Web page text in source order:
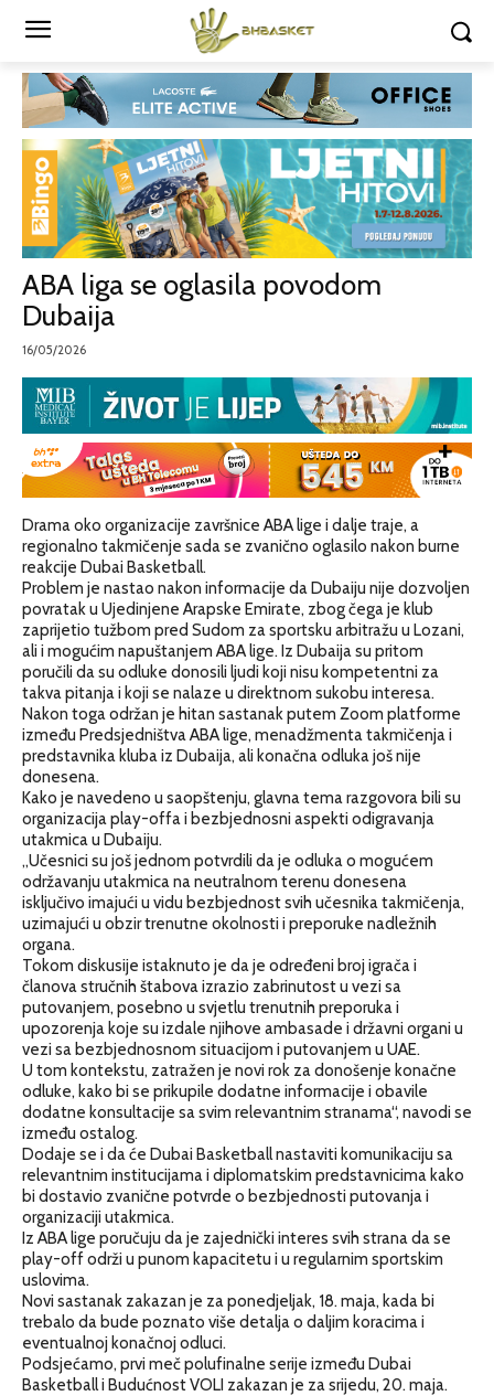
ABA liga se oglasila povodom
Dubaija
16/05/2026
Drama oko organizacije završnice ABA lige i dalje traje, a
regionalno takmičenje sada se zvanično oglasilo nakon burne
reakcije Dubai Basketball.
Problem je nastao nakon informacije da Dubaiju nije dozvoljen
povratak u Ujedinjene Arapske Emirate, zbog čega je klub
zaprijetio tužbom pred Sudom za sportsku arbitražu u Lozani,
ali i mogućim napuštanjem ABA lige. Iz Dubaija su pritom
poručili da su odluke donosili ljudi koji nisu kompetentni za
takva pitanja i koji se nalaze u direktnom sukobu interesa.
Nakon toga održan je hitan sastanak putem Zoom platforme
između Predsjedništva ABA lige, menadžmenta takmičenja i
predstavnika kluba iz Dubaija, ali konačna odluka još nije
donesena.
Kako je navedeno u saopštenju, glavna tema razgovora bili su
organizacija play-offa i bezbjednosni aspekti odigravanja
utakmica u Dubaiju.
„Učesnici su još jednom potvrdili da je odluka o mogućem
održavanju utakmica na neutralnom terenu donesena
isključivo imajući u vidu bezbjednost svih učesnika takmičenja,
uzimajući u obzir trenutne okolnosti i preporuke nadležnih
organa.
Tokom diskusije istaknuto je da je određeni broj igrača i
članova stručnih štabova izrazio zabrinutost u vezi sa
putovanjem, posebno u svjetlu trenutnih preporuka i
upozorenja koje su izdale njihove ambasade i državni organi u
vezi sa bezbjednosnom situacijom i putovanjem u UAE.
U tom kontekstu, zatražen je novi rok za donošenje konačne
odluke, kako bi se prikupile dodatne informacije i obavile
dodatne konsultacije sa svim relevantnim stranama“, navodi se
između ostalog.
Dodaje se i da će Dubai Basketball nastaviti komunikaciju sa
relevantnim institucijama i diplomatskim predstavnicima kako
bi dostavio zvanične potvrde o bezbjednosti putovanja i
organizaciji utakmica.
Iz ABA lige poručuju da je zajednički interes svih strana da se
play-off održi u punom kapacitetu i u regularnim sportskim
uslovima.
Novi sastanak zakazan je za ponedjeljak, 18. maja, kada bi
trebalo da bude poznato više detalja o daljim koracima i
eventualnoj konačnoj odluci.
Podsjećamo, prvi meč polufinalne serije između Dubai
Basketball i Budućnost VOLI zakazan je za srijedu, 20. maja.